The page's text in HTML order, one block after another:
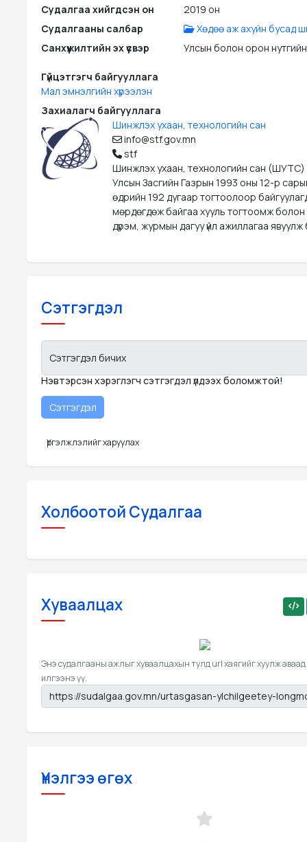
Судалгаа хийгдсэн он
2019 он
Судалгааны салбар
Хөдөө аж ахуйн бусад
Санхүүжилтийн эх үүсвэр
Улсын болон орон
Гүйцэтгэгч байгууллага
Мал эмнэлгийн хүрээлэн
Захиалагч байгууллага
Шинжлэх ухаан, технологийн сан
info@stf.gov.mn
stf
Шинжлэх ухаан, технологийн сан
Улсын Засгийн Газрын 1993 оны 12-р
өдрийн 192 дугаар тогтоолоор
мөрдөгдөж байгаа хууль тогтоомж
дүрэм, журмын дагуу үйл ажиллагаа явуулж
Сэтгэгдэл
Сэтгэгдэл бичих
Нэвтэрсэн хэрэглэгч сэтгэгдэл үлдээх боломжтой!
Үргэлжлэлийг харуулах
Холбоотой Судалгаа
Хуваалцах
Энэ судалгааны ажлыг хуваалцахын тулд url хаягийг хуулж аваад
илгээнэ үү.
Үнэлгээ өгөх